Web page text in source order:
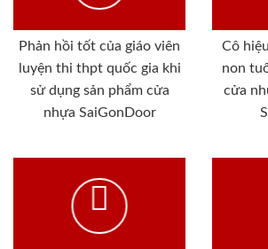
Phản hồi tốt của giáo viên
luyện thi thpt quốc gia khi
sử dụng sản phẩm cửa
nhựa SaiGonDoor
Cô
non
cửa